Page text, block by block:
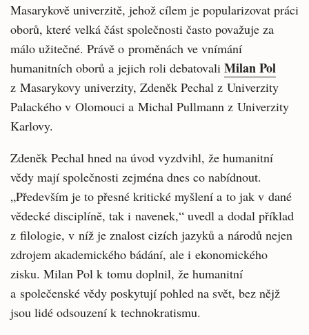
Masarykově univerzitě, jehož cílem je popularizovat práci
oborů, které velká část společnosti často považuje za
málo užitečné. Právě o proměnách ve vnímání
humanitních oborů a jejich roli debatovali Milan Pol
z Masarykovy univerzity, Zdeněk Pechal z Univerzity
Palackého v Olomouci a Michal Pullmann z Univerzity
Karlovy.
Zdeněk Pechal hned na úvod vyzdvihl, že humanitní
vědy mají společnosti zejména dnes co nabídnout.
„Především je to přesné kritické myšlení a to jak v dané
vědecké disciplíně, tak i navenek,“ uvedl a dodal příklad
z filologie, v níž je znalost cizích jazyků a národů nejen
zdrojem akademického bádání, ale i ekonomického
zisku. Milan Pol k tomu doplnil, že humanitní
a společenské vědy poskytují pohled na svět, bez nějž
jsou lidé odsouzení k technokratismu.